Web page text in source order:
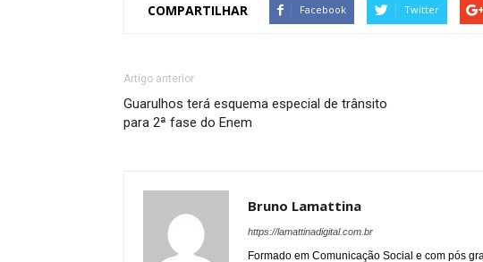
COMPARTILHAR Facebook Twitter
Artigo anterior
Guarulhos terá esquema especial de trânsito
para 2ª fase do Enem
Bruno Lamattina
https://lamattinadigital.com.br
Formado em Comunicação Social e com pós